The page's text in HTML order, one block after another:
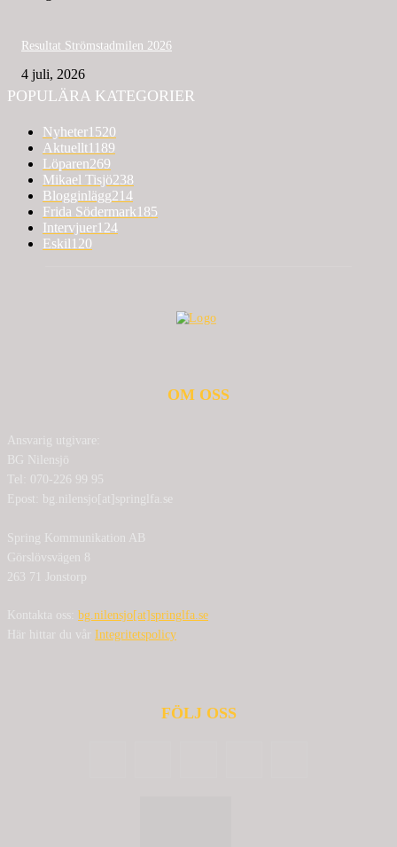
Resultat Strömstadmilen 2026
4 juli, 2026
POPULÄRA KATEGORIER
Nyheter1520
Aktuellt1189
Löparen269
Mikael Tisjö238
Blogginlägg214
Frida Södermark185
Intervjuer124
Eskil120
OM OSS
Ansvarig utgivare:
BG Nilensjö
Tel: 070-226 99 95
Epost: bg.nilensjo[at]springlfa.se
Spring Kommunikation AB
Görslövsvägen 8
263 71 Jonstorp
Kontakta oss: bg.nilensjo[at]springlfa.se
Här hittar du vår Integritetspolicy
FÖLJ OSS